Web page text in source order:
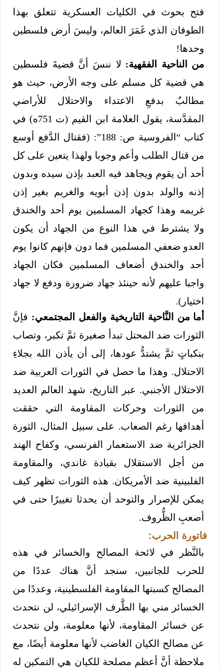
فتح بحوث في الكليات العسكرية تتعلق بهذا
الطوفان الذي غَمَرَ العالم، وليسَ أرض فلسطين
وحدها!
من الناحية الفقهية: لا ننسَ أنَّ قضيةَ فلسطين
هي قضية كل مسلم على وجه الأرض، حيث هو
مطالبٌ بدفعِ الاعتداء والاحتلال للأراضي
المقدَّسة، يقول العلامة ابن القيم (ت 751ه) في
كتاب “الفروسية ص: 188”: (فقتال الدَّفع أوسع
من قتال الطلب وأعم وجوبا ولهذا يتعين على كل
أحد أن يقوم ويجاهد فيه العبد بإذن سيده وبدون
إذنه والولد بدون إذن أبويه والغريم بغير إذن
غريمه وهذا كجهاد المسلمين يوم أحد والخندق
ولا يشترط في هذا النوع من الجهاد أن يكون
العدو ضعفي المسلمين فما دون فإنهم كانوا يوم
أحد والخندق أضعاف المسلمين فكان الجهاد
واجبا عليهم لأنه حينئذ جهاد ضرورة ودفع لا جهاد
اختيار).
أما من النَّاحية التاريخية والفعل المجتمعي: فإنَّ
الثورات ضد المحتل تبدأ صغيرة ثمَّ تكبر، وتصاب
بنكباتٍ ثمَّ يشتدُّ عودها، إلى أن يأذن الله بجلاءِ
الاحتلال. وهذا ما حصل في الثورات العربية ضد
الاحتلال الأجنبي. عبر التاريخ، شهد العالم العديد
من الثورات وحركات المقاومة التي حققت
أهدافها رغم الصعاب. على سبيل المثال، الثورة
الجزائرية ضد الاستعمار الفرنسي، وكفاح الهند
من أجل الاستقلال بقيادة غاندي، والمقاومة
الفلبينية ضد الأمريكان. هذه الثورات تظهر كيف
يمكن للإصرار والتوحد أن يحدثا تغييرًا حتى في
أصعبِ الظُّروف.
فاتورة الحرب:
بالنَّظر في لائحة المصالح والخسائر في هذه
للحرب للجانبين، سنجد أنَّ هناك عددًا من
المصالح كسبتها المقاومة الفلسطينية، وعددًا من
الخسائر مني بها الطَّرف الإسرائيلي، لن نتحدث
عن خسائر المقاومة، لأنها معلومة، ولن نتحدث
عن مصالح الكيان الغاضب لأنها معلومة أيضًا، مع
ملاحظة أنَّ أعظم مصلحة للكيان هي التمكين له